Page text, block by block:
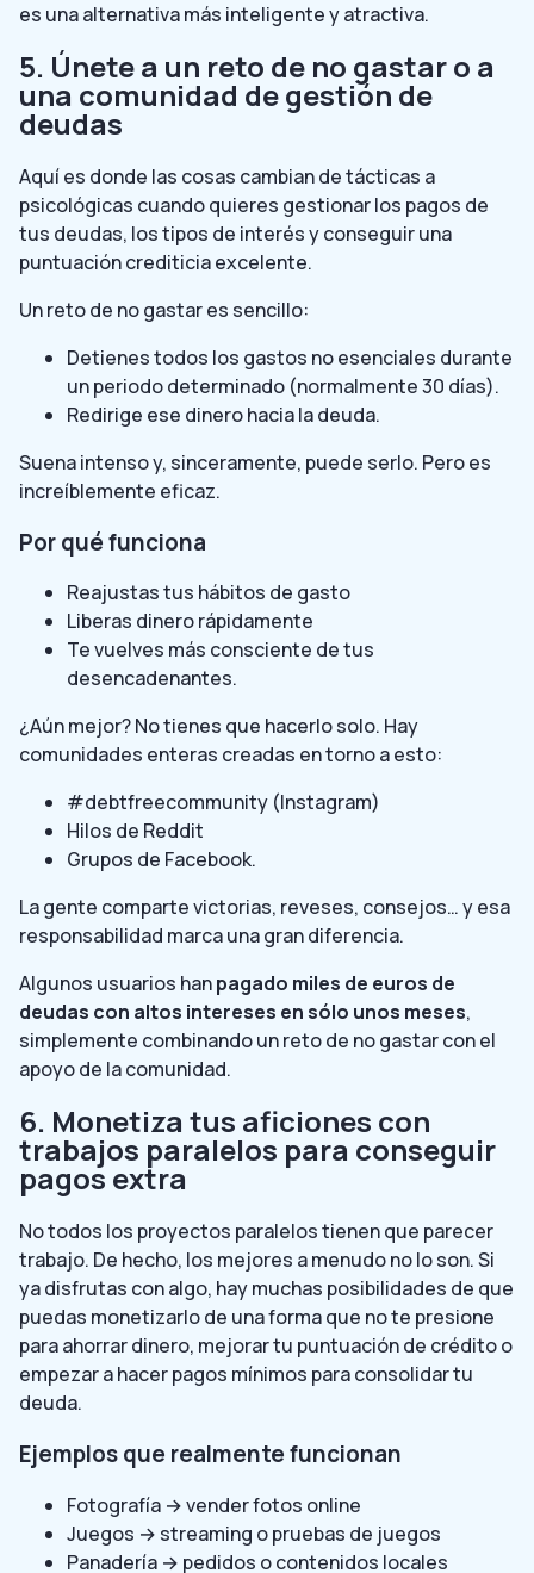
es una alternativa más inteligente y atractiva.
5. Únete a un reto de no gastar o a
una comunidad de gestión de
deudas
Aquí es donde las cosas cambian de tácticas a
psicológicas cuando quieres gestionar los pagos de
tus deudas, los tipos de interés y conseguir una
puntuación crediticia excelente.
Un reto de no gastar es sencillo:
Detienes todos los gastos no esenciales durante
un periodo determinado (normalmente 30 días).
Redirige ese dinero hacia la deuda.
Suena intenso y, sinceramente, puede serlo. Pero es
increíblemente eficaz.
Por qué funciona
Reajustas tus hábitos de gasto
Liberas dinero rápidamente
Te vuelves más consciente de tus
desencadenantes.
¿Aún mejor? No tienes que hacerlo solo. Hay
comunidades enteras creadas en torno a esto:
#debtfreecommunity (Instagram)
Hilos de Reddit
Grupos de Facebook.
La gente comparte victorias, reveses, consejos… y esa
responsabilidad marca una gran diferencia.
Algunos usuarios hanpagado miles de euros de
deudas con altos intereses en sólo unos meses,
simplemente combinando un reto de no gastar con el
apoyo de la comunidad.
6. Monetiza tus aficiones con
trabajos paralelos para conseguir
pagos extra
No todos los proyectos paralelos tienen que parecer
trabajo. De hecho, los mejores a menudo no lo son. Si
ya disfrutas con algo, hay muchas posibilidades de que
puedas monetizarlo de una forma que no te presione
para ahorrar dinero, mejorar tu puntuación de crédito o
empezar a hacer pagos mínimos para consolidar tu
deuda.
Ejemplos que realmente funcionan
Fotografía → vender fotos online
Juegos → streaming o pruebas de juegos
Panadería → pedidos o contenidos locales